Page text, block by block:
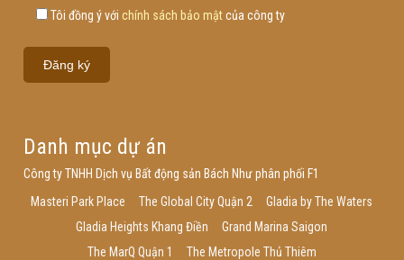
Tôi đồng ý với chính sách bảo mậtcủa công ty
Danh mục dự án
Công ty TNHH Dịch vụ Bất động sản Bách Như phân phối F1
Masteri Park Place
The Global City Quận 2
Gladia by The Waters
Gladia Heights Khang Điền
Grand Marina Saigon
The MarQ Quận 1
The Metropole Thủ Thiêm